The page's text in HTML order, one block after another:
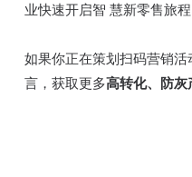
业快速开启智 慧新零售旅程
如果你正在策划扫码营销
言，获取更多高转化、防灰